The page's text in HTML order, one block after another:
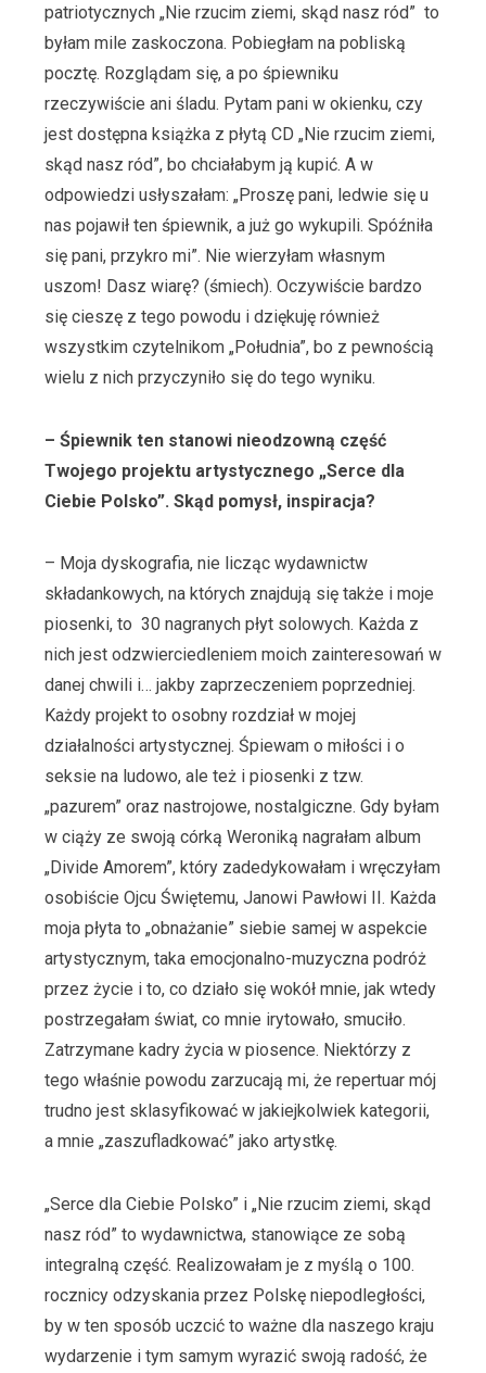
patriotycznych „Nie rzucim ziemi, skąd nasz ród” to
byłam mile zaskoczona. Pobiegłam na pobliską
pocztę. Rozglądam się, a po śpiewniku
rzeczywiście ani śladu. Pytam pani w okienku, czy
jest dostępna książka z płytą CD „Nie rzucim ziemi,
skąd nasz ród”, bo chciałabym ją kupić. A w
odpowiedzi usłyszałam: „Proszę pani, ledwie się u
nas pojawił ten śpiewnik, a już go wykupili. Spóźniła
się pani, przykro mi”. Nie wierzyłam własnym
uszom! Dasz wiarę? (śmiech). Oczywiście bardzo
się cieszę z tego powodu i dziękuję również
wszystkim czytelnikom „Południa”, bo z pewnością
wielu z nich przyczyniło się do tego wyniku.
– Śpiewnik ten stanowi nieodzowną część
Twojego projektu artystycznego „Serce dla
Ciebie Polsko”. Skąd pomysł, inspiracja?
– Moja dyskografia, nie licząc wydawnictw
składankowych, na których znajdują się także i moje
piosenki, to 30 nagranych płyt solowych. Każda z
nich jest odzwierciedleniem moich zainteresowań w
danej chwili i… jakby zaprzeczeniem poprzedniej.
Każdy projekt to osobny rozdział w mojej
działalności artystycznej. Śpiewam o miłości i o
seksie na ludowo, ale też i piosenki z tzw.
„pazurem” oraz nastrojowe, nostalgiczne. Gdy byłam
w ciąży ze swoją córką Weroniką nagrałam album
„Divide Amorem”, który zadedykowałam i wręczyłam
osobiście Ojcu Świętemu, Janowi Pawłowi II. Każda
moja płyta to „obnażanie” siebie samej w aspekcie
artystycznym, taka emocjonalno-muzyczna podróż
przez życie i to, co działo się wokół mnie, jak wtedy
postrzegałam świat, co mnie irytowało, smuciło.
Zatrzymane kadry życia w piosence. Niektórzy z
tego właśnie powodu zarzucają mi, że repertuar mój
trudno jest sklasyfikować w jakiejkolwiek kategorii,
a mnie „zaszufladkować” jako artystkę.
„Serce dla Ciebie Polsko” i „Nie rzucim ziemi, skąd
nasz ród” to wydawnictwa, stanowiące ze sobą
integralną część. Realizowałam je z myślą o 100.
rocznicy odzyskania przez Polskę niepodległości,
by w ten sposób uczcić to ważne dla naszego kraju
wydarzenie i tym samym wyrazić swoją radość, że